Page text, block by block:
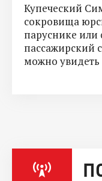
Купеческий
сокровища
паруснике или
пассажирский
можно увидеть